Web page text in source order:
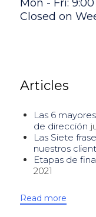
Mon - Fri: 9:00
Closed on
Articles
Las 6
de dirección
Las Siete
nuestros
Etapas de
2021
Read more